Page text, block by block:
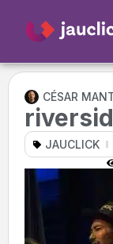
CÉSAR
JAUCLICK